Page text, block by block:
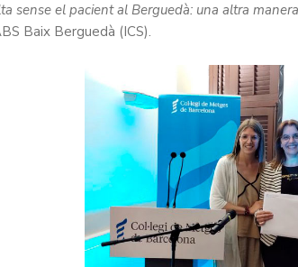
sense el pacient al Berguedà: una altra
Baix Berguedà (ICS).